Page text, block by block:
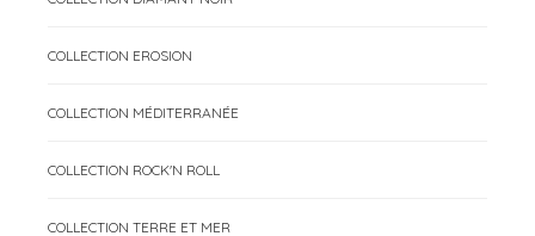
COLLECTION EROSION
COLLECTION MÉDITERRANÉE
COLLECTION ROCK'N ROLL
COLLECTION TERRE ET MER